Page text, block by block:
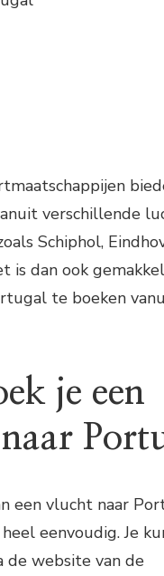
verschillende
Schiphol,
is dan ook
te boeken
je een
een vlucht naar
eenvoudig. Je
de website van de